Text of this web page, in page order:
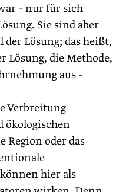
– nur für sich
Sie sind aber
der Lösung; das heißt,
Lösung, die Methode,
aus
Verbreitung
ökologischen
Region oder das
hier als